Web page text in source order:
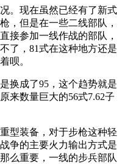
。现在虽然已经有了新式
，但是在一些二线部队，
接参加一线作战的部队，
了，81式在这种地方还是
呗。
换成了95，这个趋势就是
来数量巨大的56式7.62子
型装备，对于步枪这种轻
争的主要火力输出方式是
么重要，一线的步兵部队